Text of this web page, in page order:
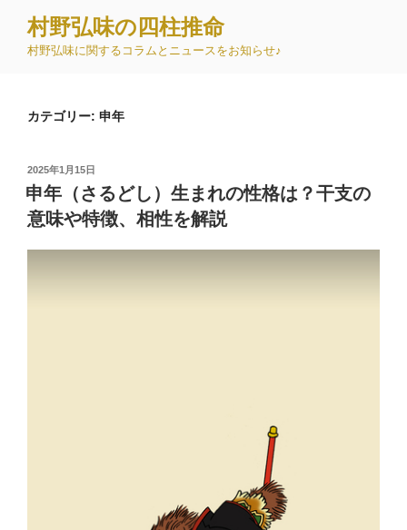
村野弘味の四柱推命
村野弘味に関するコラムとニュースをお知らせ♪
カテゴリー: 申年
投
稿
日:
2025年1月15日
申年（さるどし）生まれの性格は？干支の
意味や特徴、相性を解説